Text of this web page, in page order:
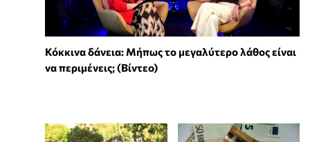
Κόκκινα δάνεια: Μήπως το μεγαλύτερο λάθος είναι
να περιμένεις; (Βίντεο)